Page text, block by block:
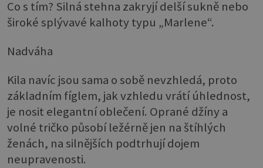
Co s tím? Silná stehna zakryjí delší sukně nebo
široké splývavé kalhoty typu „Marlene“.
Nadváha
Kila navíc jsou sama o sobě nevzhledá, proto
základním fíglem, jak vzhledu vrátí úhlednost,
je nosit elegantní oblečení. Oprané džíny a
volné tričko působí ležérně jen na štíhlých
ženách, na silnějších podtrhují dojem
neupravenosti.